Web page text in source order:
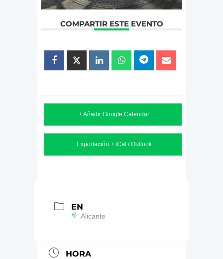
COMPARTIR ESTE EVENTO
+ Añadir Google Calendar
Exportación + iCal / Outlook
EN
Alicante
HORA